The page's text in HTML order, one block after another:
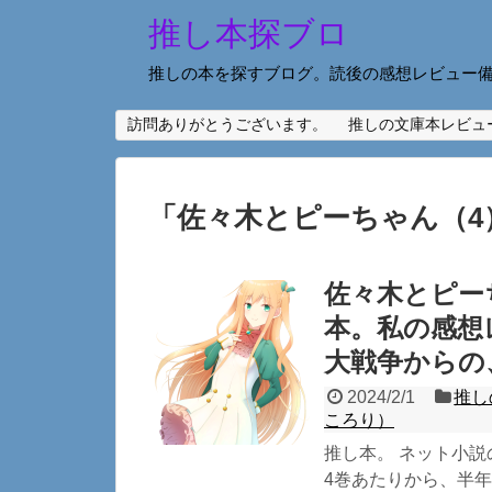
推し本探ブロ
推しの本を探すブログ。読後の感想レビュー
訪問ありがとうございます。 推しの文庫本レビュ
「佐々木とピーちゃん（4
佐々木とピ
本。私の感
大戦争から
2024/2/1
推
ころり）
推し本。 ネット小
4巻あたりから、半